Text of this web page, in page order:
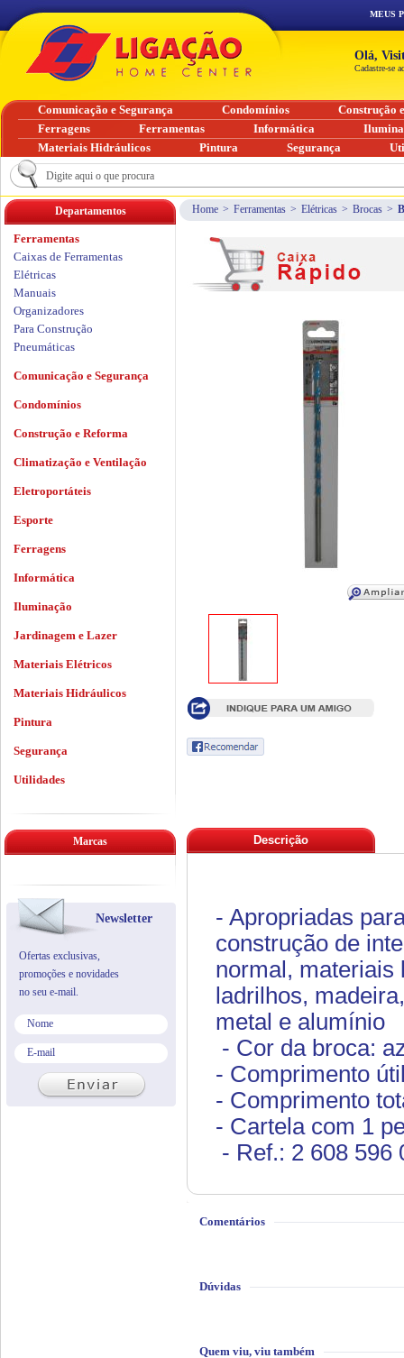
Home > Ferramentas > Elétricas > Brocas >
Descrição
- Apropriadas
construção de
normal, materiais
ladrilhos,
metal e alumínio
- Cor da broca:
- Comprimento
- Comprimento
- Cartela com 1
- Ref.: 2 608 596
Comentários
Dúvidas
Quem viu, viu também
Departamentos
Ferramentas
Caixas de Ferramentas
Elétricas
Manuais
Organizadores
Para Construção
Pneumáticas
Comunicação e Segurança
Condomínios
Construção e Reforma
Climatização e Ventilação
Eletroportáteis
Esporte
Ferragens
Informática
Iluminação
Jardinagem e Lazer
Materiais Elétricos
Materiais Hidráulicos
Pintura
Segurança
Utilidades
Marcas
Newsletter
Ofertas exclusivas,
promoções e novidades
no seu e-mail.
MEUS
Olá,
Cadastre-se
Comunicação e Segurança Condomínios
Construção
Ferragens
Ferramentas Informática
Materiais Hidráulicos
Pintura Segurança